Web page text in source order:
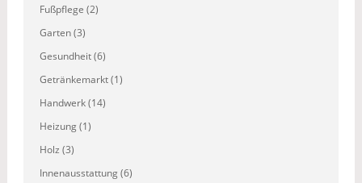
Fußpflege (2)
Garten (3)
Gesundheit (6)
Getränkemarkt (1)
Handwerk (14)
Heizung (1)
Holz (3)
Innenausstattung (6)